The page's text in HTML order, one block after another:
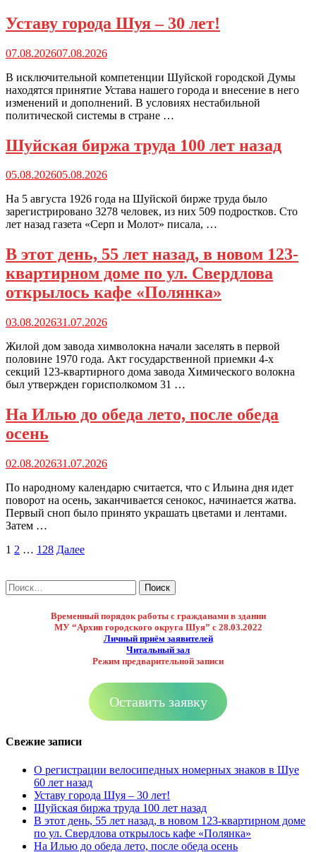
Уставу города Шуя – 30 лет!
07.08.202607.08.2026
В исключительной компетенции Шуйской городской Думы
находятся принятие Устава нашего города и внесение в него
изменений и дополнений. В условиях нестабильной
политической системы в стране …
Шуйская биржа труда 100 лет назад
05.08.202605.08.2026
На 5 августа 1926 года на Шуйской бирже труда было
зарегистрировано 3278 человек, из них 509 подростков. Сто
лет назад газета «Серп и Молот» писала, …
В этот день, 55 лет назад, в новом 123-
квартирном доме по ул. Свердлова
открылось кафе «Полянка»
03.08.202631.07.2026
Жилой дом завода химволокна начали заселять в первой
половине 1970 года. Акт государственной приемки 4-х
секций 123-квартирного дома завода Химического волокна
был утвержден горисполкомом 31 …
На Илью до обеда лето, после обеда
осень
02.08.202631.07.2026
По народному календарю считается, что с Ильина дня идет
поворот на осень, заканчивается сенокос, начинается жатва.
Первый сноп было принято украшать цветами и лентами.
Затем …
Пагинация
1 2 … 128 Далее
Найти:
Временный порядок работы с гражданами в здании
МУ “Архив городского округа Шуя” с 28.03.2022
Личный приём заявителей
Читальный зал
Режим предварительной записи
Оставить заявку
Свежие записи
О регистрации велосипедных номерных знаков в Шуе
60 лет назад
Уставу города Шуя – 30 лет!
Шуйская биржа труда 100 лет назад
В этот день, 55 лет назад, в новом 123-квартирном доме
по ул. Свердлова открылось кафе «Полянка»
На Илью до обеда лето, после обеда осень